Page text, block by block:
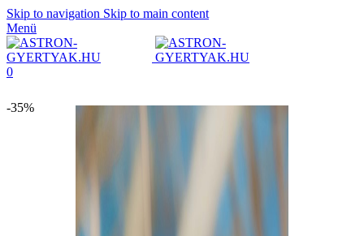
Skip to navigation Skip to main content
Menü
0
-35%